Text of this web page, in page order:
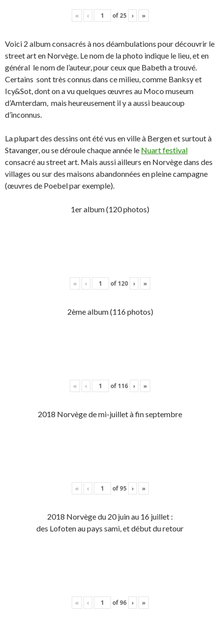
« ‹ of25 › »
Voici 2 album consacrés à nos déambulations pour découvrir le
street art en Norvège. Le nom de la photo indique le lieu, et en
général le nom de l’auteur, pour ceux que Babeth a trouvé.
Certains sont très connus dans ce milieu, comme Banksy et
Icy&Sot, dont on a vu quelques œuvres au Moco museum
d’Amterdam, mais heureusement il y a aussi beaucoup
d’inconnus.
La plupart des dessins ont été vus en ville à Bergen et surtout à
Stavanger, ou se déroule chaque année le Nuart festival
consacré au street art. Mais aussi ailleurs en Norvège dans des
villages ou sur des maisons abandonnées en pleine campagne
(œuvres de Poebel par exemple).
1er album (120 photos)
« ‹ of 120 › »
2ème album (116 photos)
« ‹ of 116 › »
2018 Norvège de mi-juillet à fin septembre
« ‹ of95 › »
2018 Norvège du 20 juin au 16 juillet :
des Lofoten au pays sami, et début du retour
« ‹ of96 › »